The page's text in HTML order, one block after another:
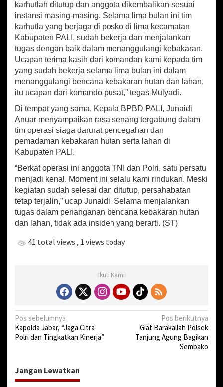
karhutlah ditutup dan anggota dikembalikan sesuai
instansi masing-masing. Selama lima bulan ini tim
karhutla yang berjaga di posko di lima kecamatan
Kabupaten PALI, sudah bekerja dan menjalankan
tugas dengan baik dalam menanggulangi kebakaran.
Ucapan terima kasih dari komandan kami kepada tim
yang sudah bekerja selama lima bulan ini dalam
menanggulangi bencana kebakaran hutan dan lahan,
itu ucapan dari komando pusat,” tegas Mulyadi.
Di tempat yang sama, Kepala BPBD PALI, Junaidi
Anuar menyampaikan rasa senang tergabung dalam
tim operasi siaga darurat pencegahan dan
pemadaman kebakaran hutan serta lahan di
Kabupaten PALI.
“Berkat operasi ini anggota TNI dan Polri, satu persatu
menjadi kenal. Moment ini selalu kami rindukan. Meski
kegiatan sudah selesai dan ditutup, persahabatan
tetap terjalin,” ucap Junaidi. Selama menjalankan
tugas dalam penanganan bencana kebakaran hutan
dan lahan, tidak ada insiden yang berarti. (ST)
41 total views , 1 views today
Ikuti Kami
N
a
g
Pos sebelumnya
Kapolda Jabar, “Jaga Citra
Polri dan Tingkatkan Kinerja”
Pos berikutnya
Giat Barakallah Polsek
Tanjung Agung Bagikan
Sembako
Jangan Lewatkan